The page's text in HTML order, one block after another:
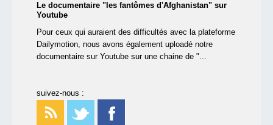
Le documentaire "les fantômes d'Afghanistan" sur
Youtube
Pour ceux qui auraient des difficultés avec la plateforme
Dailymotion, nous avons également uploadé notre
documentaire sur Youtube sur une chaine de "...
suivez-nous :